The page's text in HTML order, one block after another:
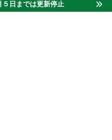
５日までは更新停止